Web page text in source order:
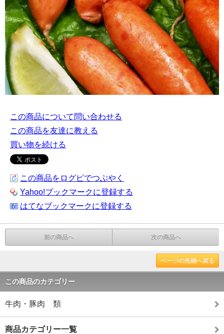
この商品について問い合わせる
この商品を友達に教える
買い物を続ける
この商品をログピでつぶやく
Yahoo!ブックマークに登録する
はてなブックマークに登録する
前の商品へ 次の商品へ
ページの先頭へ戻る
この商品のカテゴリー
牛肉・豚肉 類
商品カテゴリー一覧